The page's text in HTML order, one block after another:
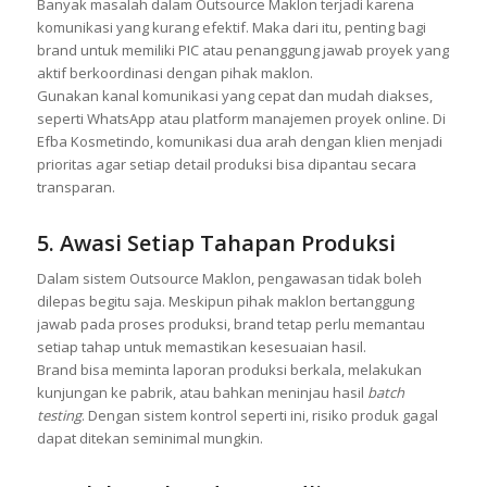
Banyak masalah dalam Outsource Maklon terjadi karena
komunikasi yang kurang efektif. Maka dari itu, penting bagi
brand untuk memiliki PIC atau penanggung jawab proyek yang
aktif berkoordinasi dengan pihak maklon.
Gunakan kanal komunikasi yang cepat dan mudah diakses,
seperti WhatsApp atau platform manajemen proyek online. Di
Efba Kosmetindo, komunikasi dua arah dengan klien menjadi
prioritas agar setiap detail produksi bisa dipantau secara
transparan.
5. Awasi Setiap Tahapan Produksi
Dalam sistem Outsource Maklon, pengawasan tidak boleh
dilepas begitu saja. Meskipun pihak maklon bertanggung
jawab pada proses produksi, brand tetap perlu memantau
setiap tahap untuk memastikan kesesuaian hasil.
Brand bisa meminta laporan produksi berkala, melakukan
kunjungan ke pabrik, atau bahkan meninjau hasil batch
testing. Dengan sistem kontrol seperti ini, risiko produk gagal
dapat ditekan seminimal mungkin.